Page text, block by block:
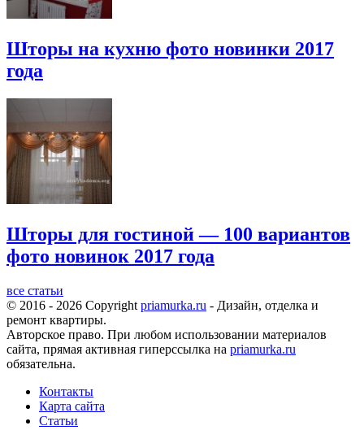
Шторы на кухню фото новинки 2017
года
Шторы для гостиной — 100 вариантов
фото новинок 2017 года
все статьи
© 2016 - 2026 Copyright priamurka.ru - Дизайн, отделка и
ремонт квартиры.
Авторское право. При любом использовании материалов
сайта, прямая активная гиперссылка на priamurka.ru
обязательна.
Контакты
Карта сайта
Статьи